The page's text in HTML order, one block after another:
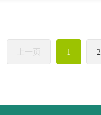
上一页 1 2